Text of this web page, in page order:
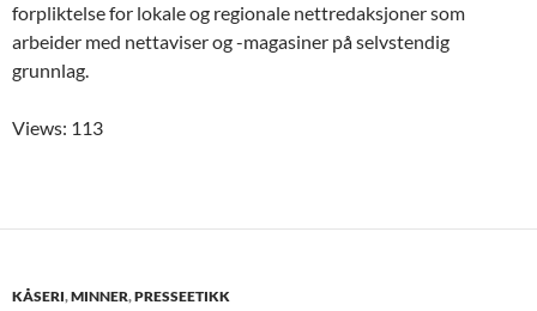
forpliktelse for lokale og regionale nettredaksjoner som
arbeider med nettaviser og -magasiner på selvstendig
grunnlag.
Views: 113
KÅSERI,MINNER,PRESSEETIKK